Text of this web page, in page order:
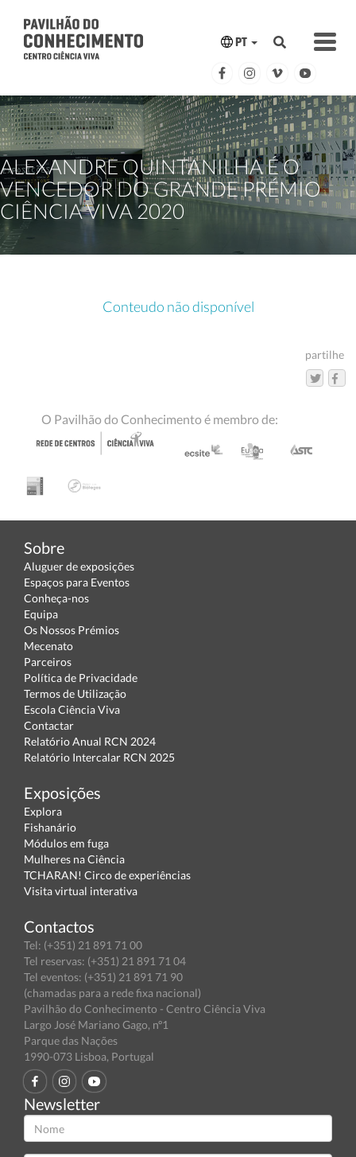
PT
ALEXANDRE QUINTANILHA É O
VENCEDOR DO GRANDE PRÉMIO
CIÊNCIA VIVA 2020
Conteudo não disponível
partilhe
O Pavilhão do Conhecimento é membro de:
Sobre
Aluguer de exposições
Espaços para Eventos
Conheça-nos
Equipa
Os Nossos Prémios
Mecenato
Parceiros
Política de Privacidade
Termos de Utilização
Escola Ciência Viva
Contactar
Relatório Anual RCN 2024
Relatório Intercalar RCN 2025
Exposições
Explora
Fishanário
Módulos em fuga
Mulheres na Ciência
TCHARAN! Circo de experiências
Visita virtual interativa
Contactos
Tel: (+351) 21 891 71 00
Tel reservas: (+351) 21 891 71 04
Tel eventos: (+351) 21 891 71 90
(chamadas para a rede fixa nacional)
Pavilhão do Conhecimento - Centro Ciência Viva
Largo José Mariano Gago, nº1
Parque das Nações
1990-073 Lisboa, Portugal
Newsletter